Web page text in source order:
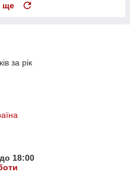
ще
за рік
18:00